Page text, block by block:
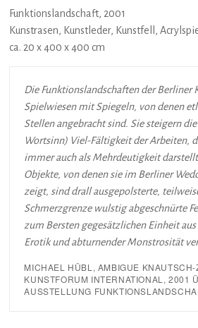
Funktionslandschaft, 2001
Kunstrasen, Kunstleder, Kunstfell,
ca. 20 x 400 x 400 cm
Die Funktionslandschaften der Berliner
Spielwiesen mit Spiegeln, von denen
Stellen angebracht sind. Sie steigern
Wortsinn) Viel-Fältigkeit der Arbeiten,
immer auch als Mehrdeutigkeit
Objekte, von denen sie im Berliner
zeigt, sind drall ausgepolsterte,
Schmerzgrenze wulstig abgeschnürte
zum Bersten gegesätzlichen Einheit
Erotik und abturnender Monstrosität
MICHAEL HÜBL, AMBIGUE KNAUTSCH-
KUNSTFORUM INTERNATIONAL, 2001
AUSSTELLUNG